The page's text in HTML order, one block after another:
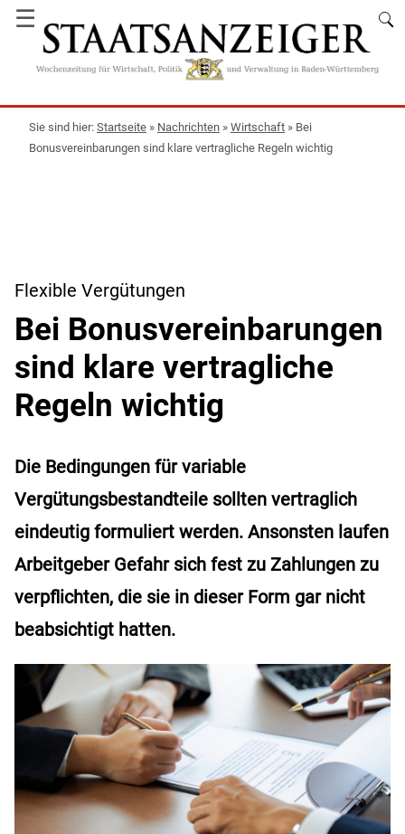
☰
Startseite » Nachrichten » Wirtschaft » Bei
Bonusvereinbarungen sind klare vertragliche Regeln wichtig
Flexible Vergütungen
Bei Bonusvereinbarungen
sind klare vertragliche
Regeln wichtig
Die Bedingungen für variable
Vergütungsbestandteile sollten vertraglich
eindeutig formuliert werden. Ansonsten laufen
Arbeitgeber Gefahr sich fest zu Zahlungen zu
verpflichten, die sie in dieser Form gar nicht
beabsichtigt hatten.